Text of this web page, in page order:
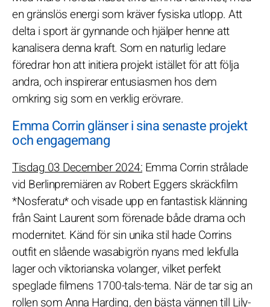
en gränslös energi som kräver fysiska utlopp. Att
delta i sport är gynnande och hjälper henne att
kanalisera denna kraft. Som en naturlig ledare
föredrar hon att initiera projekt istället för att följa
andra, och inspirerar entusiasmen hos dem
omkring sig som en verklig erövrare.
Emma Corrin glänser i sina senaste projekt
och engagemang
Tisdag 03 December 2024: Emma Corrin strålade
vid Berlinpremiären av Robert Eggers skräckfilm
*Nosferatu* och visade upp en fantastisk klänning
från Saint Laurent som förenade både drama och
modernitet. Känd för sin unika stil hade Corrins
outfit en slående wasabigrön nyans med lekfulla
lager och viktorianska volanger, vilket perfekt
speglade filmens 1700-tals-tema. När de tar sig an
rollen som Anna Harding, den bästa vännen till Lily-